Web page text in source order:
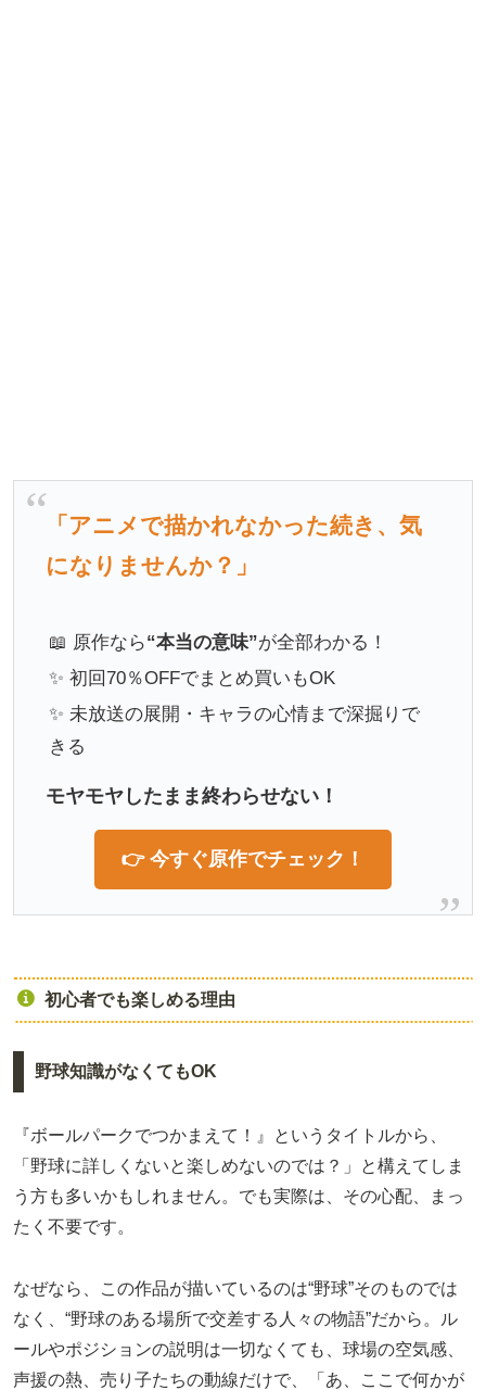
「アニメで描かれなかった続き、気
になりませんか？」
📖 原作なら“本当の意味”が全部わかる！
✨ 初回70％OFFでまとめ買いもOK
✨ 未放送の展開・キャラの心情まで深掘りで
きる
モヤモヤしたまま終わらせない！
👉 今すぐ原作でチェック！
初心者でも楽しめる理由
野球知識がなくてもOK
『ボールパークでつかまえて！』というタイトルから、
「野球に詳しくないと楽しめないのでは？」と構えてしま
う方も多いかもしれません。でも実際は、その心配、まっ
たく不要です。
なぜなら、この作品が描いているのは“野球”そのものでは
なく、“野球のある場所で交差する人々の物語”だから。ル
ールやポジションの説明は一切なくても、球場の空気感、
声援の熱、売り子たちの動線だけで、「あ、ここで何かが